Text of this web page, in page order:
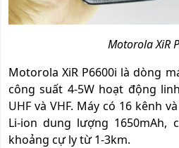
Motorola XiR
Motorola XiR P6600i là dòng
công suất 4-5W hoạt động
UHF và VHF. Máy có 16 kênh
Li-ion dung lượng 1650mAh,
khoảng cự ly từ 1-3km.